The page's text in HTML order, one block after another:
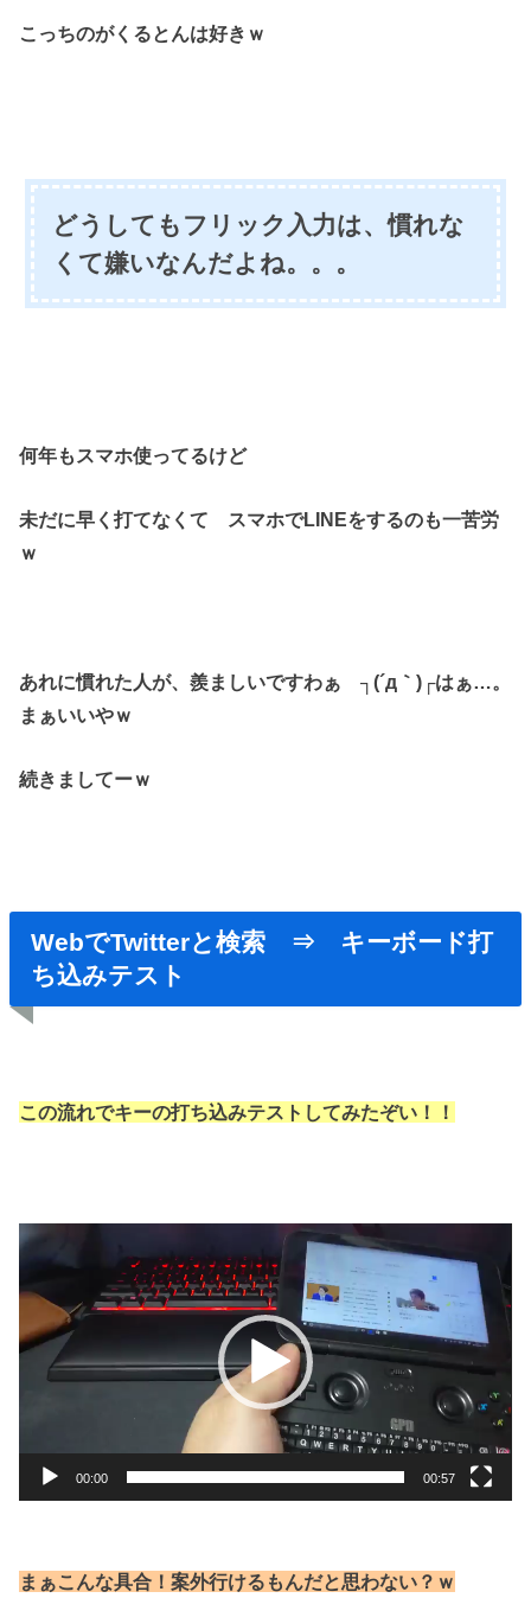
こっちのがくるとんは好きｗ
どうしてもフリック入力は、慣れな
くて嫌いなんだよね。。。
何年もスマホ使ってるけど
未だに早く打てなくて スマホでLINEをするのも一苦労
ｗ
あれに慣れた人が、羨ましいですわぁ ┐(´д｀)┌はぁ…。
まぁいいやｗ
続きましてーｗ
WebでTwitterと検索 ⇒ キーボード打
ち込みテスト
この流れでキーの打ち込みテストしてみたぞい！！
動
画
プ
ー
00:00 00:57
まぁこんな具合！案外行けるもんだと思わない？ｗ